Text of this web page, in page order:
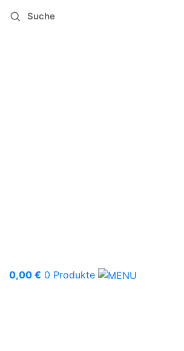
Suche
0,00 € 0 Produkte